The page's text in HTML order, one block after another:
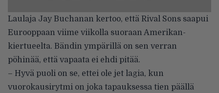
Laulaja Jay Buchanan kertoo, että Rival Sons saapui
Eurooppaan viime viikolla suoraan Amerikan-
kiertueelta. Bändin ympärillä on sen verran
pöhinää, että vapaata ei ehdi pitää.
– Hyvä puoli on se, ettei ole jet lagia, kun
vuorokausirytmi on joka tapauksessa tien päällä